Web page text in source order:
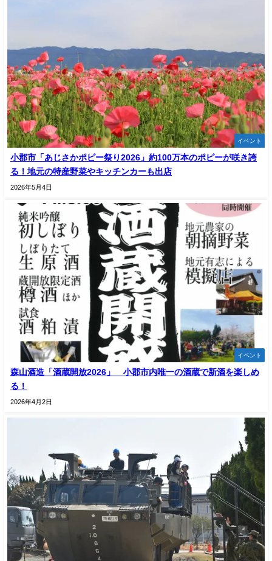
イベント
小郡市「あじさかポピー祭り2026」約100万本のポピーが咲き誇
る！地元の特産野菜やキッチンカーも出店
2026年5月4日
イベント
森山酒造「酒蔵開放2026」 小郡市内唯一の酒蔵で新酒を楽しめ
る！
2026年4月2日